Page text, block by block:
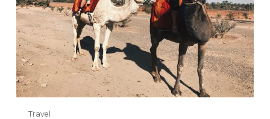
Travel